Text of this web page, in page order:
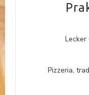
Lecker
Pizzeria,